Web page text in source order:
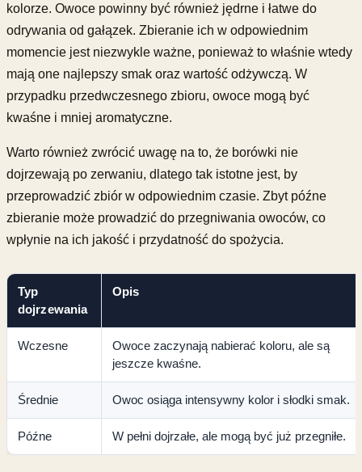
kolorze. Owoce powinny być również jędrne i łatwe do
odrywania od gałązek. Zbieranie ich w odpowiednim
momencie jest niezwykle ważne, ponieważ to właśnie wtedy
mają one najlepszy smak oraz wartość odżywczą. W
przypadku przedwczesnego zbioru, owoce mogą być
kwaśne i mniej aromatyczne.
Warto również zwrócić uwagę na to, że borówki nie
dojrzewają po zerwaniu, dlatego tak istotne jest, by
przeprowadzić zbiór w odpowiednim czasie. Zbyt późne
zbieranie może prowadzić do przegniwania owoców, co
wpłynie na ich jakość i przydatność do spożycia.
Typ
dojrzewania
Opis
Wczesne
Owoce zaczynają nabierać koloru, ale są
jeszcze kwaśne.
Średnie Owoc osiąga intensywny kolor i słodki smak.
Późne W pełni dojrzałe, ale mogą być już przegniłe.